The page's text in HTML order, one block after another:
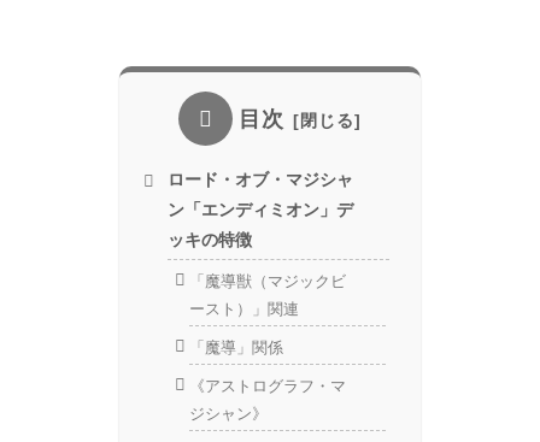
目次
ロード・オブ・マジシャ
ン「エンディミオン」デ
ッキの特徴
「魔導獣（マジックビ
ースト）」関連
「魔導」関係
《アストログラフ・マ
ジシャン》